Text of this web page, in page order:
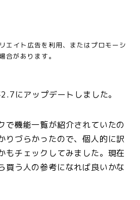
エイト広告を利用、またはプロモーシ
合があります。
にアップデートしました。
で機能一覧が紹介されていたの
りづらかったので、個人的に訳
もチェックしてみました。現在
買う人の参考になれば良いかな